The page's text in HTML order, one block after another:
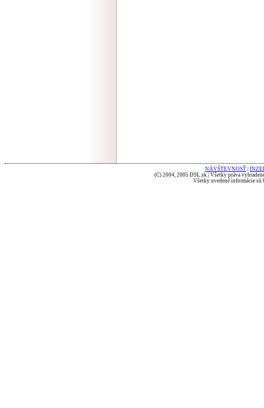
NÁVŠTEVNOSŤ
(C) 2004, 2005 DSL.sk | Všetky práva
Všetky uvedené informácie sú